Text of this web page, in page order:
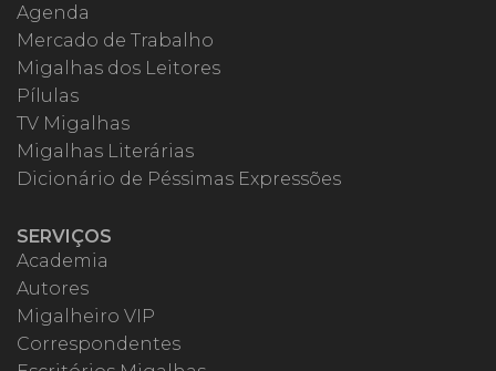
Agenda
Mercado de Trabalho
Migalhas dos Leitores
Pílulas
TV Migalhas
Migalhas Literárias
Dicionário de Péssimas Expressões
SERVIÇOS
Academia
Autores
Migalheiro VIP
Correspondentes